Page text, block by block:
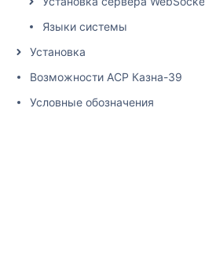
Языки системы
Установка
Возможности АСР Казна-39
Условные обозначения